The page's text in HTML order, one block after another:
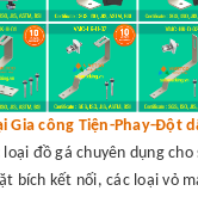
Gia công Tiện-Phay-Đột
đồ gá chuyên dụng
bích kết nối, các loại vỏ